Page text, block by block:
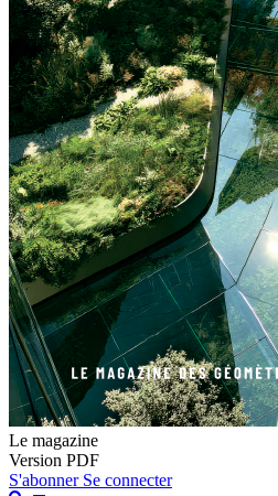
Le magazine
Version PDF
S'abonner Se connecter